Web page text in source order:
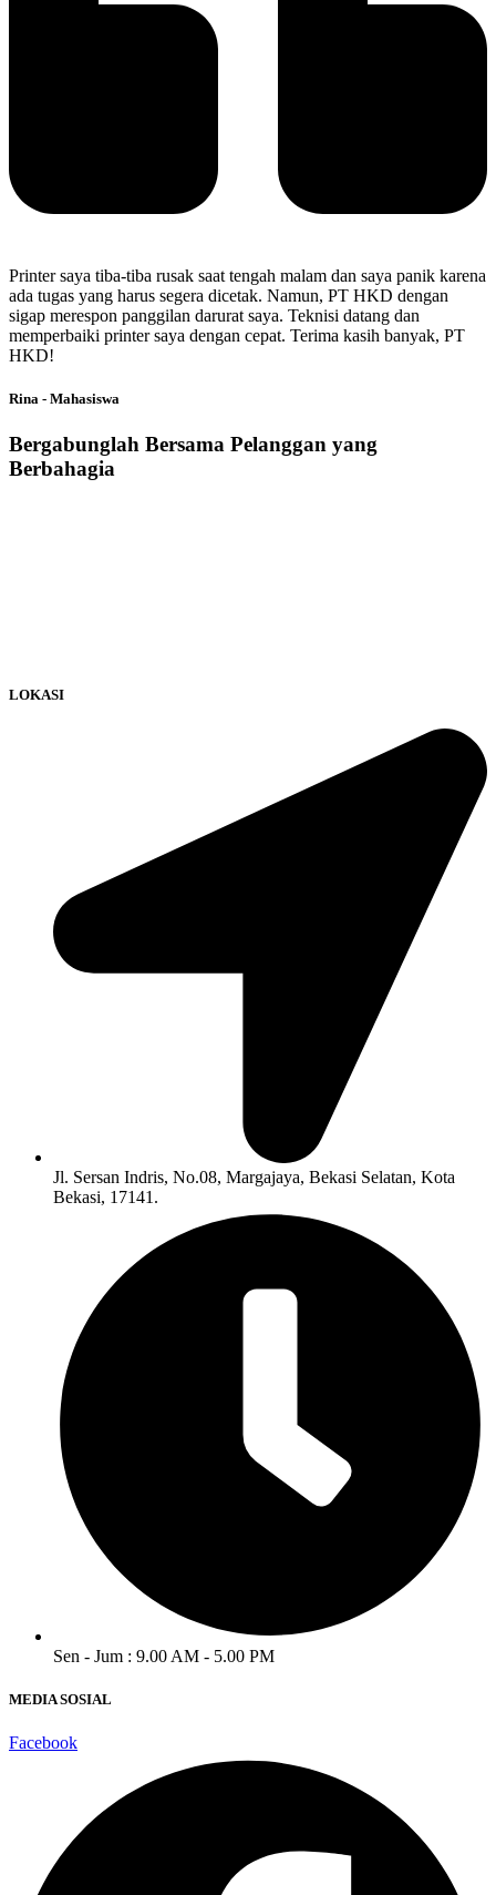
Printer saya tiba-tiba rusak saat tengah malam dan saya panik karena
ada tugas yang harus segera dicetak. Namun, PT HKD dengan
sigap merespon panggilan darurat saya. Teknisi datang dan
memperbaiki printer saya dengan cepat. Terima kasih banyak, PT
HKD!
Rina - Mahasiswa
Bergabunglah Bersama Pelanggan yang
Berbahagia
LOKASI
Jl. Sersan Indris, No.08, Margajaya, Bekasi Selatan, Kota
Bekasi, 17141.
Sen - Jum : 9.00 AM - 5.00 PM
MEDIA SOSIAL
Facebook